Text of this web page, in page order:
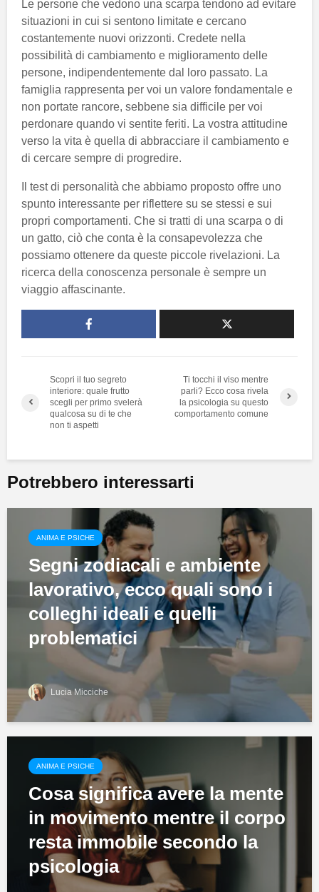
Le persone che vedono una scarpa tendono ad evitare
situazioni in cui si sentono limitate e cercano
costantemente nuovi orizzonti. Credete nella
possibilità di cambiamento e miglioramento delle
persone, indipendentemente dal loro passato. La
famiglia rappresenta per voi un valore fondamentale e
non portate rancore, sebbene sia difficile per voi
perdonare quando vi sentite feriti. La vostra attitudine
verso la vita è quella di abbracciare il cambiamento e
di cercare sempre di progredire.
Il test di personalità che abbiamo proposto offre uno
spunto interessante per riflettere su se stessi e sui
propri comportamenti. Che si tratti di una scarpa o di
un gatto, ciò che conta è la consapevolezza che
possiamo ottenere da queste piccole rivelazioni. La
ricerca della conoscenza personale è sempre un
viaggio affascinante.
Scopri il tuo segreto
interiore: quale frutto
scegli per primo svelerà
qualcosa su di te che
non ti aspetti
Ti tocchi il viso mentre
parli? Ecco cosa rivela
la psicologia su questo
comportamento comune
Potrebbero interessarti
ANIMA E PSICHE
Segni zodiacali e ambiente
lavorativo, ecco quali sono i
colleghi ideali e quelli
problematici
Lucia Micciche
ANIMA E PSICHE
Cosa significa avere la mente
in movimento mentre il corpo
resta immobile secondo la
psicologia